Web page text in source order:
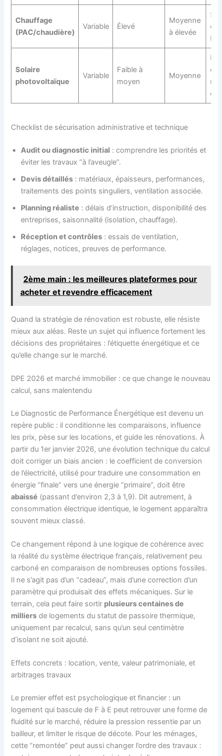
Chauffage
(PAC/chaudière)
Variable Élevé
Moyenne
à élevée
Solaire
photovoltaïque
Variable
Faible à
moyen
Moyenne
Checklist de sécurisation administrative et technique
Audit ou diagnostic initial : comprendre les priorités et
éviter les travaux “à l’aveugle”.
Devis détaillés : matériaux, épaisseurs, performances,
traitements des points singuliers, ventilation associée.
Planning réaliste : délais d’instruction, disponibilité des
entreprises, saisonnalité (isolation, chauffage).
Réception et contrôles : essais de ventilation,
réglages, notices, preuves de performance.
2ème main : les meilleures plateformes pour
acheter et revendre efficacement
Quand la stratégie de rénovation est robuste, elle résiste
mieux aux aléas. Reste un sujet qui influence fortement les
décisions des propriétaires : l’étiquette énergétique et ce
qu’elle change sur le marché.
DPE 2026 et marché immobilier : ce que change le nouveau
calcul, sans malentendu
Le Diagnostic de Performance Énergétique est devenu un
repère public : il conditionne les comparaisons, influence
les prix, pèse sur les locations, et guide les rénovations. À
partir du 1er janvier 2026, une évolution technique du calcul
doit corriger un biais ancien : le coefficient de conversion
de l’électricité, utilisé pour traduire une consommation en
énergie “finale” vers une énergie “primaire”, doit être
abaissé (passant d’environ 2,3 à 1,9). Dit autrement, à
consommation électrique identique, le logement apparaîtra
souvent mieux classé.
Ce changement répond à une logique de cohérence avec
la réalité du système électrique français, relativement peu
carboné en comparaison de nombreuses options fossiles.
Il ne s’agit pas d’un “cadeau”, mais d’une correction d’un
paramètre qui produisait des effets mécaniques. Sur le
terrain, cela peut faire sortir plusieurs centaines de
milliers de logements du statut de passoire thermique,
uniquement par recalcul, sans qu’un seul centimètre
d’isolant ne soit ajouté.
Effets concrets : location, vente, valeur patrimoniale, et
arbitrages travaux
Le premier effet est psychologique et financier : un
logement qui bascule de F à E peut retrouver une forme de
fluidité sur le marché, réduire la pression ressentie par un
bailleur, et limiter le risque de décote. Pour les ménages,
cette “remontée” peut aussi changer l’ordre des travaux :